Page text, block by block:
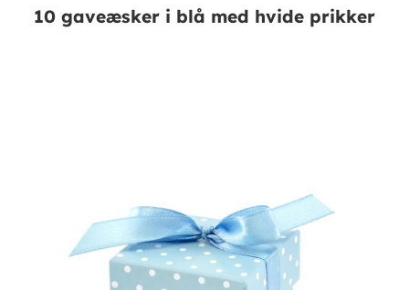
10 gaveæsker i blå med hvide prikker